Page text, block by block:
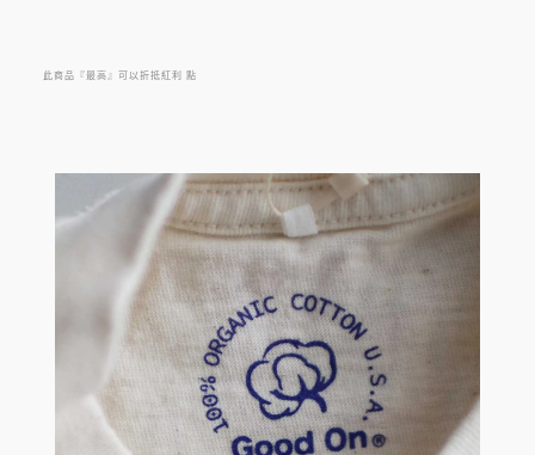
以完好的作品。
美國棉 對於著用時的舒適度及透氣性都是最好的選擇，
而由品牌獨特的 PIGMENT DYE 所形成的獨特色落，更讓每
一件T恤形成獨一無二的成品。
經年變化更是讓人長年愛用後，變的更加喜愛的主要原因。
GOOD ON 藍染製品系列使用美國生產的良質棉，
於當地製作耐穿且觸感優良的棉料。
此商品『最高』可以折抵紅利 點